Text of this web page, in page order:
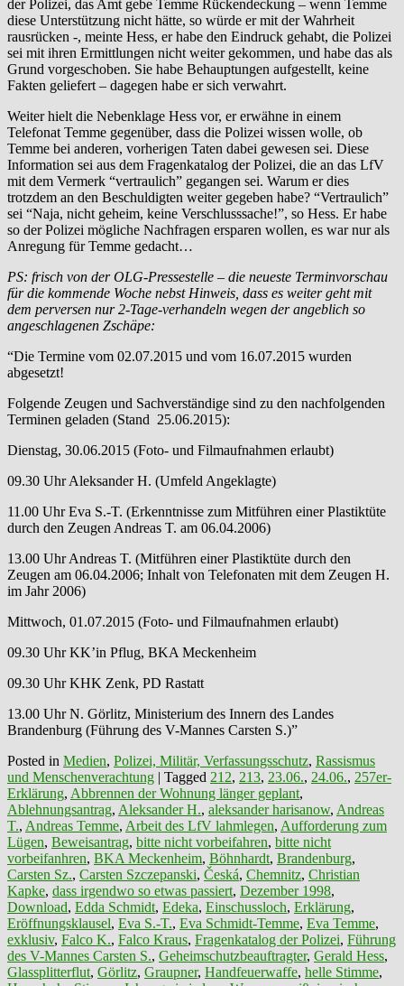
der Polizei, das Amt gebe Temme Rückendeckung – wenn Temme
diese Unterstützung nicht hätte, so würde er mit der Wahrheit
rausrücken -, meinte Hess, er habe den Eindruck gehabt, die Polizei
sei mit ihren Ermittlungen nicht weiter gekommen, und habe das als
Grund vorgeschoben. Sie habe Behauptungen aufgestellt, keine
Fakten geliefert – dagegen habe er sich verwahrt.
Weiter hielt die Nebenklage Hess vor, er erwähne in einem
Telefonat Temme gegenüber, dass die Polizei wissen wolle, ob
Temme bei anderen, vorherigen Taten dabei gewesen sei. Diese
Information sei aus dem Fragenkatalog der Polizei, die an das LfV
mit dem Vermerk “vertraulich” gegangen sei. Warum er dies
trotzdem an den Beschuldigten weiter gegeben habe? “Vertraulich”
sei “Naja, nicht geheim, keine Verschlusssache!”, so Hess. Er habe
so der Polizei mögliche Nachfragen ersparen wollen, es war nur als
Anregung für Temme gedacht…
PS: frisch von der OLG-Pressestelle – die neueste Terminvorschau
für die kommende Woche nebst Hinweis, dass es weiter geht mit
dem perversen nur 2-Tage-verhandeln wegen der angeblich so
angeschlagenen Zschäpe:
“Die Termine vom 02.07.2015 und vom 16.07.2015 wurden
abgesetzt!
Folgende Zeugen und Sachverständige sind zu den nachfolgenden
Terminen geladen (Stand 25.06.2015):
Dienstag, 30.06.2015 (Foto- und Filmaufnahmen erlaubt)
09.30 Uhr Aleksander H. (Umfeld Angeklagte)
11.00 Uhr Eva S.-T. (Erkenntnisse zum Mitführen einer Plastiktüte
durch den Zeugen Andreas T. am 06.04.2006)
13.00 Uhr Andreas T. (Mitführen einer Plastiktüte durch den
Zeugen am 06.04.2006; Inhalt von Telefonaten mit dem Zeugen H.
im Jahr 2006)
Mittwoch, 01.07.2015 (Foto- und Filmaufnahmen erlaubt)
09.30 Uhr KK’in Pflug, BKA Meckenheim
09.30 Uhr KHK Zenk, PD Rastatt
13.00 Uhr N. Görlitz, Ministerium des Innern des Landes
Brandenburg (Führung des V-Mannes Carsten S.)”
Posted in Medien, Polizei, Militär, Verfassungsschutz, Rassismus
und Menschenverachtung | Tagged 212, 213, 23.06., 24.06., 257er-
Erklärung, Abbrennen der Wohnung länger geplant,
Ablehnungsantrag, Aleksander H., aleksander harisanow, Andreas
T., Andreas Temme, Arbeit des LfV lahmlegen, Aufforderung zum
Lügen, Beweisantrag, bitte nicht vorbeifahren, bitte nicht
vorbeifanhren, BKA Meckenheim, Böhnhardt, Brandenburg,
Carsten Sz., Carsten Szczepanski, Česká, Chemnitz, Christian
Kapke, dass irgendwo so etwas passiert, Dezember 1998,
Download, Edda Schmidt, Edeka, Einschussloch, Erklärung,
Eröffnungsklausel, Eva S.-T., Eva Schmidt-Temme, Eva Temme,
exklusiv, Falco K., Falco Kraus, Fragenkatalog der Polizei, Führung
des V-Mannes Carsten S., Geheimschutzbeauftragter, Gerald Hess,
Glassplitterflut, Görlitz, Graupner, Handfeuerwaffe, helle Stimme,